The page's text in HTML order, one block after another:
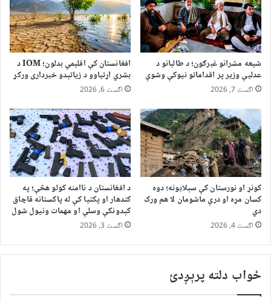
شیعه مشرانو غبرګون؛ د طالبانو د
عدلیې وزیر پر اقداماتو نیوکې وشوې
اگست 7, 2026
افغانستان کې اقلیمي بدلون؛ IOM د
بشري اړتیاوو د زیاتېدو خبرداری ورکړ
اگست 6, 2026
کونړ او نورستان کې سېلابونه؛ دوه
کسان مړه او درې ماشومان لا هم ورک
دي
اگست 4, 2026
د افغانستان د ناامنه کولو هڅې؛ په
کندهار او پکتیا کې له پاکستانه قاچاق
کېدونکې وسلې او مهمات ونیول شول
اگست 3, 2026
ځواب دلته پرېږدئ